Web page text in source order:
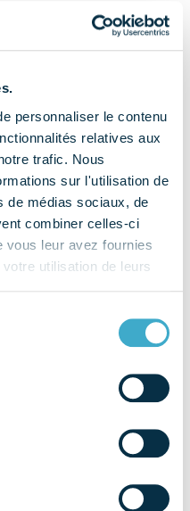
personnaliser le contenu
relatives aux
trafic. Nous
sur l'utilisation de
de médias sociaux, de
combiner celles-ci
vous leur avez fournies
utilisation de leurs
13, 2024) parNina
et de notre vie
bucco-dentaires est